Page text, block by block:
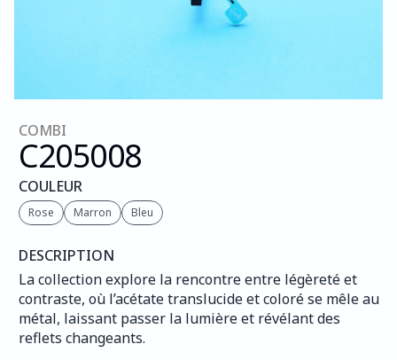
COMBI
C205008
COULEUR
Rose Marron Bleu
DESCRIPTION
La collection explore la rencontre entre légèreté et
contraste, où l’acétate translucide et coloré se mêle au
métal, laissant passer la lumière et révélant des
reflets changeants.